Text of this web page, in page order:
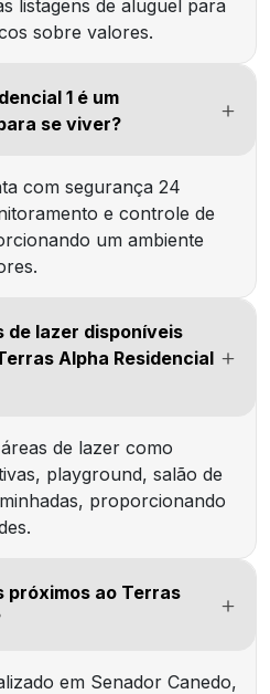
listagens de aluguel para
sobre valores.
1 é um
se viver?
com segurança 24
e controle de
um ambiente
de lazer disponíveis
Alpha Residencial
de lazer como
playground, salão de
proporcionando
próximos ao Terras
em Senador Canedo,